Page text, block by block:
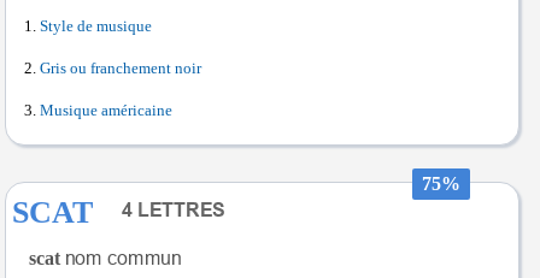
Style de musique
Gris ou franchement noir
Musique américaine
75%
SCAT
scat